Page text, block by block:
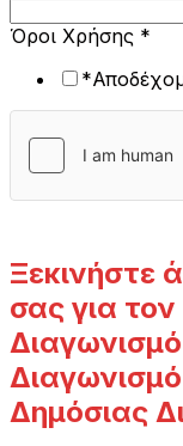
Επιλέξτε
θέλετε
Όροι Χρήσης *
Ξεκινήστε
σας για
Δημόσιας